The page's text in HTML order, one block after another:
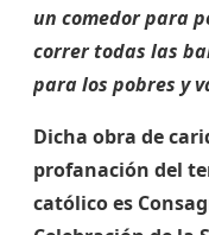
un comedor para
correr todas las
para los pobres y
Dicha obra de
profanación del
católico es